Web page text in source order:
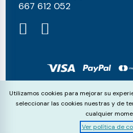
667 612 052​
© anphibius,
Pago 100%
Cookie Consent
Utilizamos cookies para mejorar su
seleccionar las cookies nuestras y de
cualquier
Ver política de